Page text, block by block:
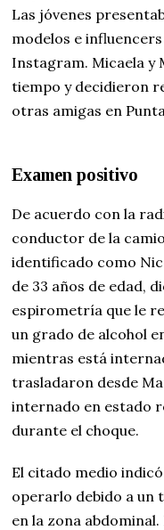
Las jóvenes
modelos e
Instagram. Micaela y
tiempo y decidieron
otras amigas en
Examen positivo
De acuerdo con la
conductor de la
identificado como
de 33 años de edad,
espirometría que le
un grado de alcohol
mientras está
trasladaron desde
internado en estado
durante el choque.
El citado medio
operarlo debido a un
en la zona